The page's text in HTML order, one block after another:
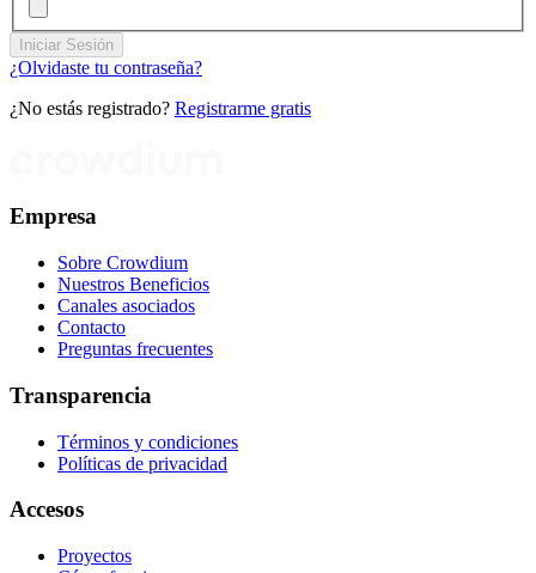
Iniciar Sesión
¿Olvidaste tu contraseña?
¿No estás registrado? Registrarme gratis
Empresa
Sobre Crowdium
Nuestros Beneficios
Canales asociados
Contacto
Preguntas frecuentes
Transparencia
Términos y condiciones
Políticas de privacidad
Accesos
Proyectos